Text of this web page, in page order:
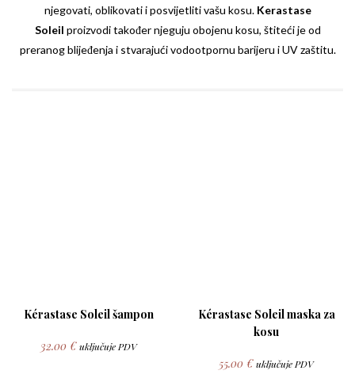
njegovati, oblikovati i posvijetliti vašu kosu. Kerastase
Soleil proizvodi također njeguju obojenu kosu, štiteći je od
preranog blijeđenja i stvarajući vodootpornu barijeru i UV zaštitu.
Kérastase Soleil šampon
32.00 € uključuje PDV
Kérastase Soleil maska za
kosu
55.00 € uključuje PDV